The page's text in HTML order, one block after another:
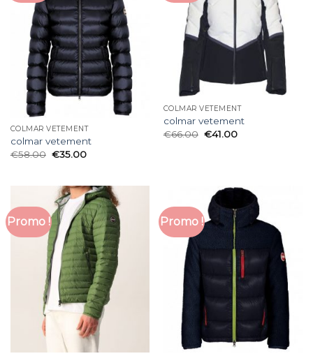
COLMAR VETEMENT
colmar vetement
€58.00 €35.00
COLMAR VETEMENT
colmar vetement
€66.00 €41.00
Promo ! Promo !